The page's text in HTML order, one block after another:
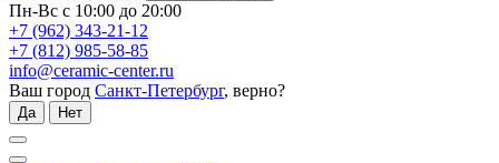
Пн-Вс с 10:00 до 20:00
+7 (962) 343-21-12
+7 (812) 985-58-85
info@ceramic-center.ru
Ваш город Санкт-Петербург, верно?
Да Нет